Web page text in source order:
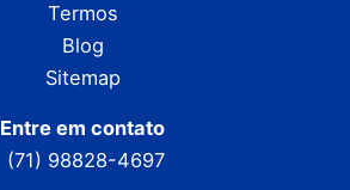
Termos
Blog
Sitemap
Entre em contato
(71) 98828-4697